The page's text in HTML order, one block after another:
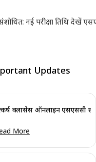
एसएससी
Updates
1 परीक्षा शहर, तिथि और स्लॉट
क्लासेस ऑनलाइन एसएससी
More